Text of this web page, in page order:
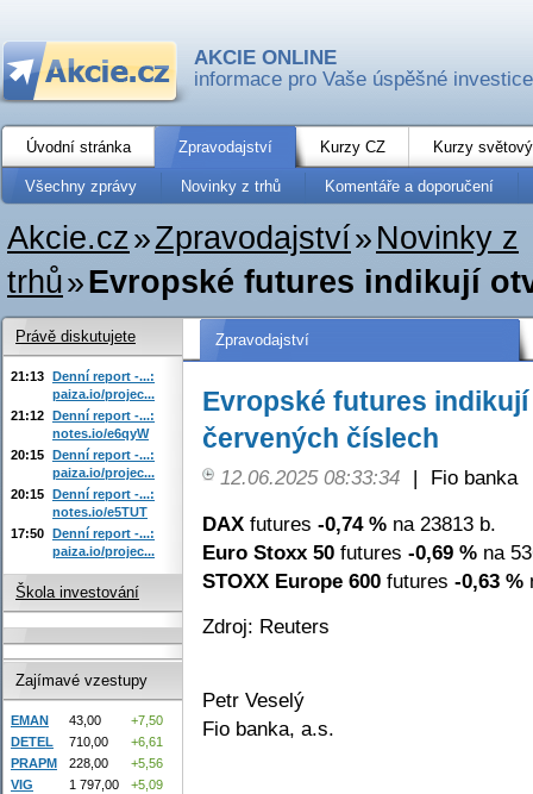
AKCIE ONLINE
informace pro Vaše úspěšné investice
Úvodní stránka Zpravodajství Kurzy CZ Kurzy
Všechny zprávy Novinky z trhů Komentáře a doporučení
Akcie.cz»Zpravodajství» Novinky z
trhů»Evropské futures indikují
Zpravodajství
Evropské futures
červených číslech
12.06.2025 08:33:34 |
Fio banka
DAX futures -0,74 % na 23813 b.
Euro Stoxx 50 futures -0,69 % na
STOXX Europe 600 futures -0,63 %
Zdroj: Reuters
Petr Veselý
Fio banka, a.s.
Právě diskutujete
21:13 Denní report -...:
paiza.io/projec...
21:12 Denní report -...:
notes.io/e6qyW
20:15 Denní report -...:
paiza.io/projec...
20:15 Denní report -...:
notes.io/e5TUT
17:50 Denní report -...:
paiza.io/projec...
Škola investování
Zajímavé vzestupy
EMAN 43,00
+7,50
DETEL
710,00
+6,61
PRAPM
228,00
+5,56
VIG
1 797,00
+5,09